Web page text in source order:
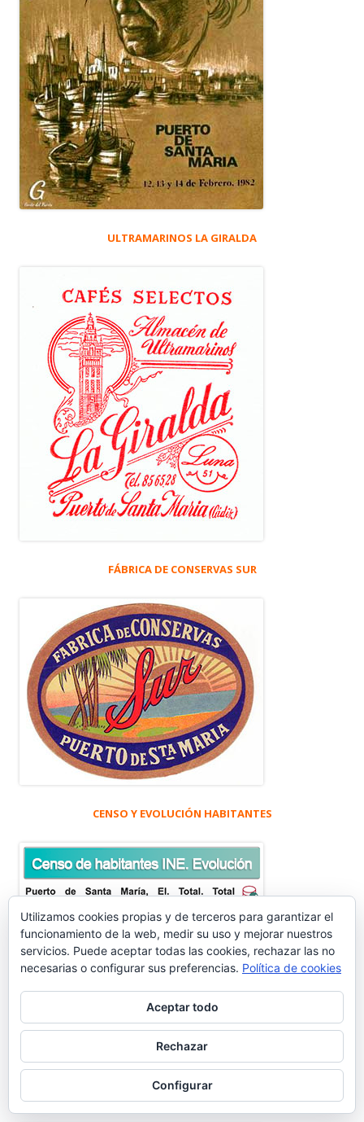
ULTRAMARINOS LA GIRALDA
FÁBRICA DE CONSERVAS SUR
CENSO Y EVOLUCIÓN HABITANTES
WASHINTONG IRVING
Utilizamos cookies propias y de terceros para garantizar el
funcionamiento de la web, medir su uso y mejorar nuestros
servicios. Puede aceptar todas las cookies, rechazar las no
necesarias o configurar sus preferencias. Política de cookies
Aceptar todo
Rechazar
Configurar